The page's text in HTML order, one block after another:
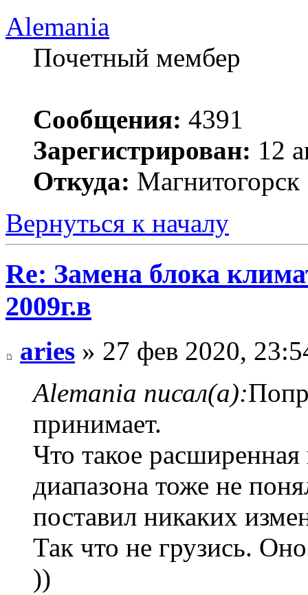
Alemania
Почетный мембер
Сообщения: 4391
Зарегистрирован: 12
Откуда: Магнитогорск
Вернуться к началу
Re: Замена блока
2009г.в
aries » 27 фев 2020,
Alemania писал(а):
принимает.
Что такое
диапазона тоже не
поставил никаких
Так что не грузись.
))